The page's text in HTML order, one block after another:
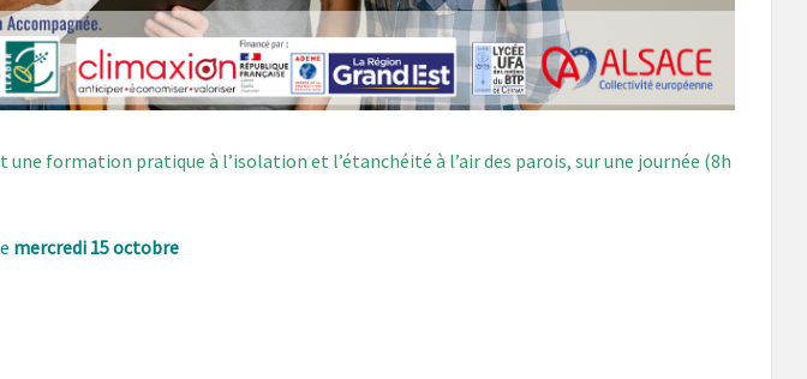
formation pratique à l’isolation et l’étanchéité à l’air des parois, sur une journée (8h
mercredi 15 octobre